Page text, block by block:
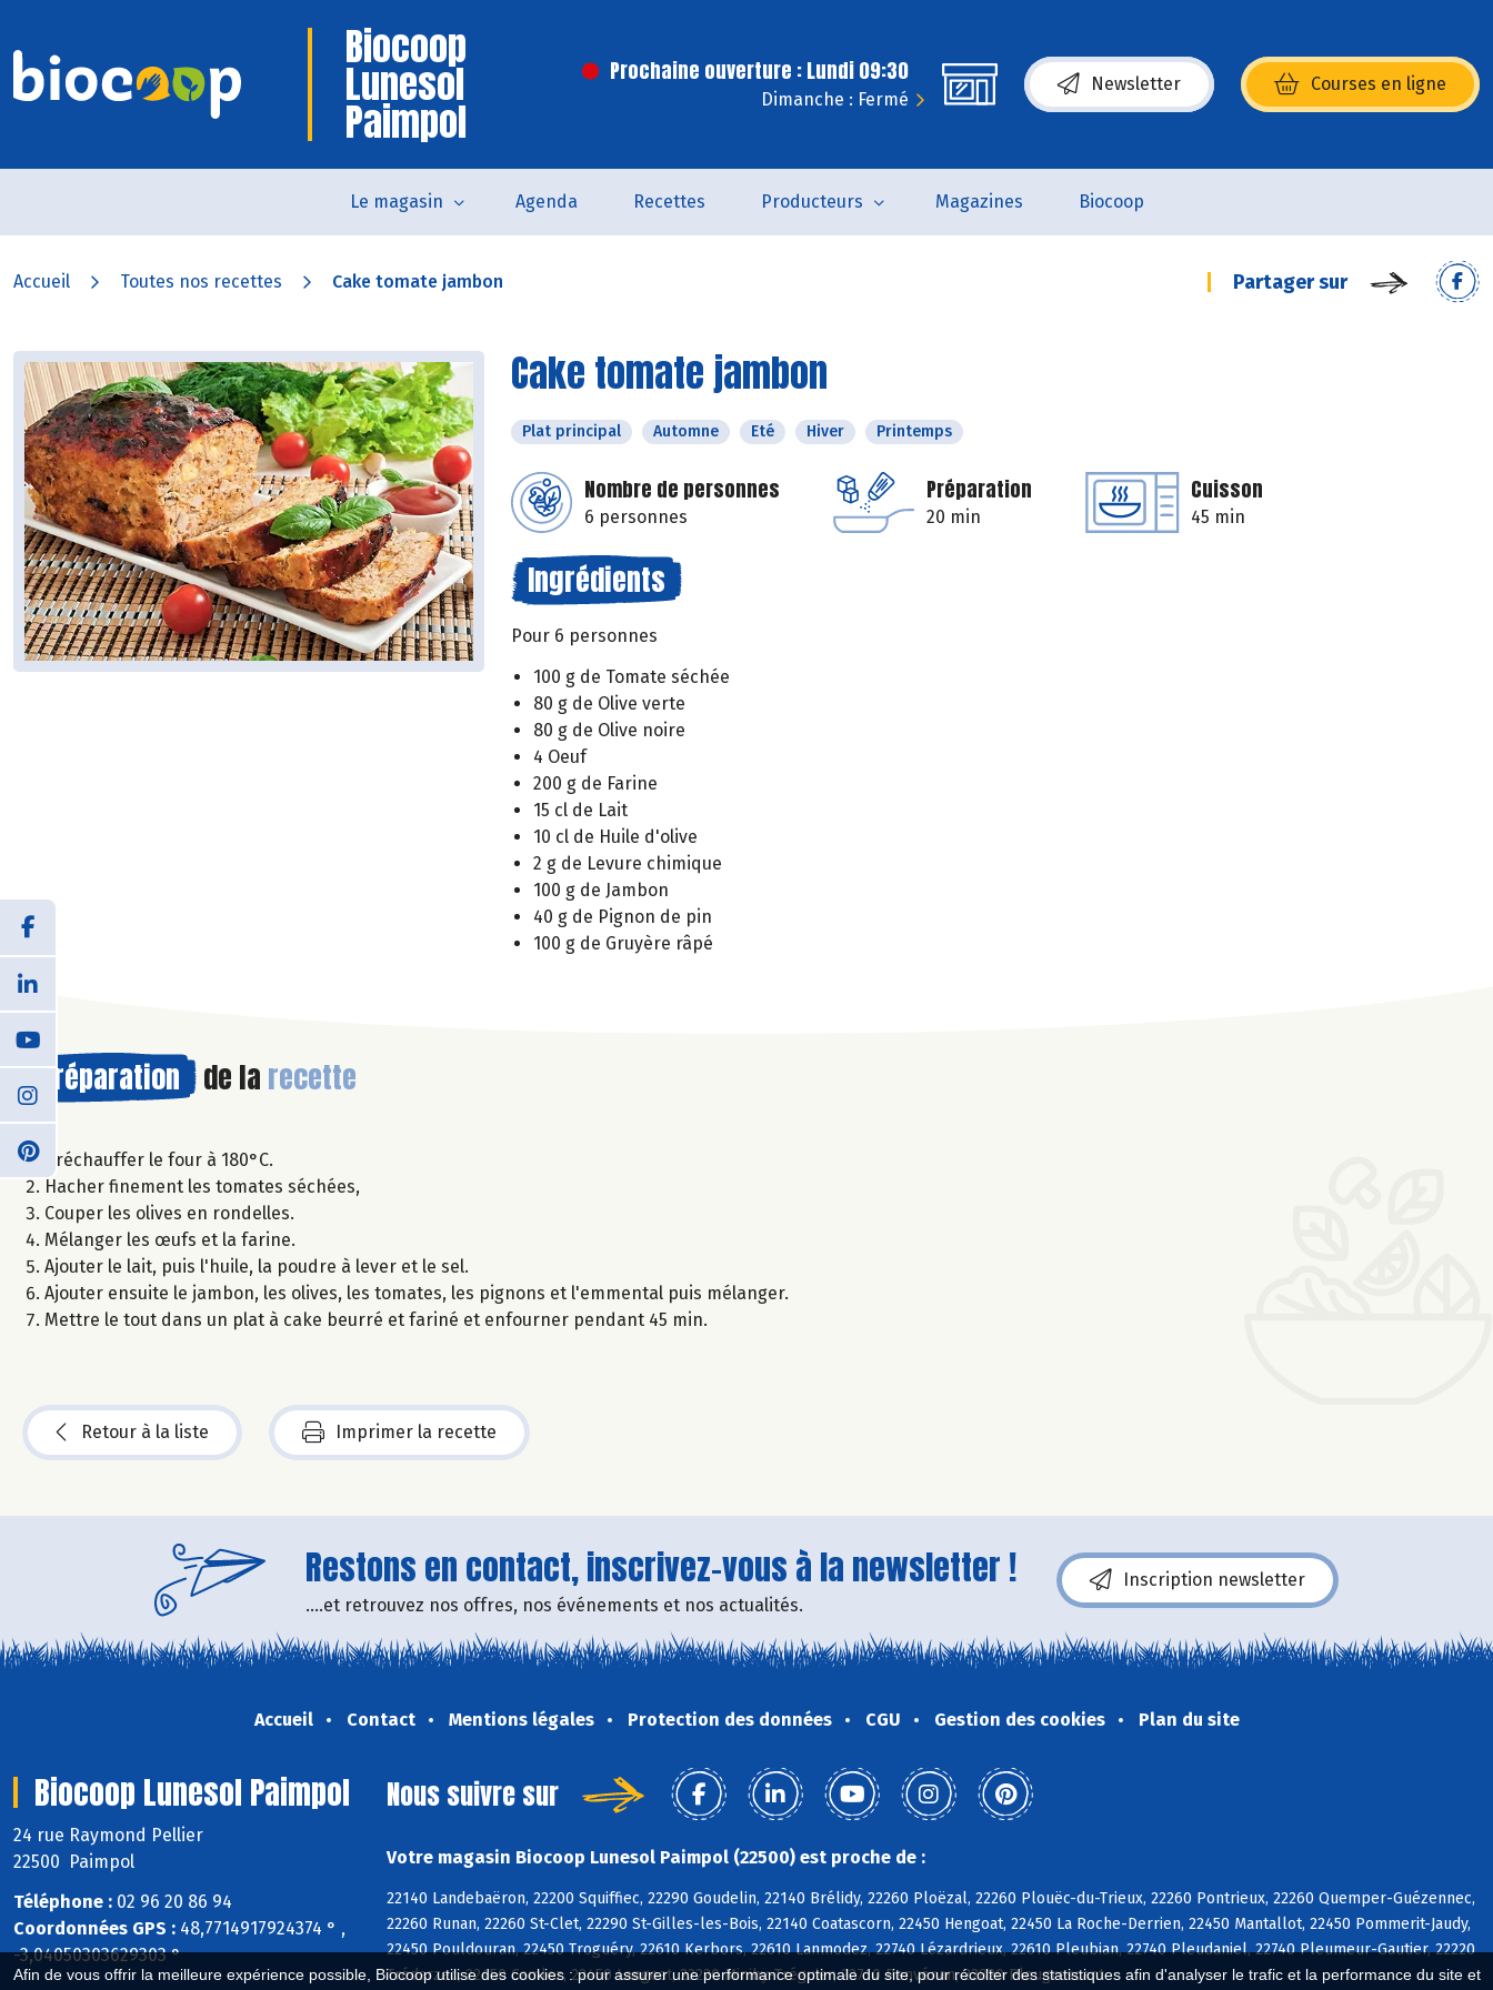
Afin de vous offrir la meilleure expérience possible, Biocoop utilise des cookies : pour assurer une performance optimale du site, pour récolter des statistiques afin d'analyser le trafic et la performance du site et
Biocoop
Lunesol
Paimpol
Prochaine ouverture : Lundi 09:30
Dimanche : Fermé
Newsletter Courses en ligne
(s’ouvre dans une nouvelle fenêtre)
Le magasin Agenda Recettes Producteurs Magazines Biocoop
Accueil Toutes nos recettes Cake tomate jambon Partager sur
Cake tomate jambon
Plat principal Automne Eté Hiver Printemps
Nombre de personnes
6 personnes
Préparation
20 min
Cuisson
45 min
Ingrédients
Pour 6 personnes
100 g de Tomate séchée
80 g de Olive verte
80 g de Olive noire
4 Oeuf
200 g de Farine
15 cl de Lait
10 cl de Huile d'olive
2 g de Levure chimique
100 g de Jambon
40 g de Pignon de pin
100 g de Gruyère râpé
Préparation de la recette
Préchauffer le four à 180°C.
Hacher finement les tomates séchées,
Couper les olives en rondelles.
Mélanger les œufs et la farine.
Ajouter le lait, puis l'huile, la poudre à lever et le sel.
Ajouter ensuite le jambon, les olives, les tomates, les pignons et l'emmental puis mélanger.
Mettre le tout dans un plat à cake beurré et fariné et enfourner pendant 45 min.
Retour à la liste Imprimer la recette
Restons en contact, inscrivez-vous à la newsletter !
....et retrouvez nos offres, nos événements et nos actualités.
Inscription newsletter
Accueil Contact Mentions légales Protection des données CGU Gestion des cookies Plan du site
Biocoop Lunesol Paimpol
24 rue Raymond Pellier
22500 Paimpol
Téléphone : 02 96 20 86 94
Coordonnées GPS : 48,7714917924374 ° ,
-3,04050303629303 °
Nous suivre sur
Votre magasin Biocoop Lunesol Paimpol (22500) est proche de :
22140 Landebaëron, 22200 Squiffiec, 22290 Goudelin, 22140 Brélidy, 22260 Ploëzal, 22260 Plouëc-du-Trieux, 22260 Pontrieux, 22260 Quemper-Guézennec,
22260 Runan, 22260 St-Clet, 22290 St-Gilles-les-Bois, 22140 Coatascorn, 22450 Hengoat, 22450 La Roche-Derrien, 22450 Mantallot, 22450 Pommerit-Jaudy,
22450 Pouldouran, 22450 Troguéry, 22610 Kerbors, 22610 Lanmodez, 22740 Lézardrieux, 22610 Pleubian, 22740 Pleudaniel, 22740 Pleumeur-Gautier, 22220
Trédarzec, 22450 Camlez, 22450 Langoat, 22220 Minihy-Tréguier, 22710 Penvénan, 22820 Plougrescant